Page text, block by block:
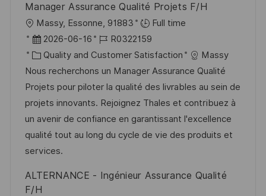
r
ö
f
f
e
n
t
l
i
c
h
u
Manager Assurance Qualité Projets F/H
O
r
t
Massy, Essonne, 91883
Full time
D
a
t
u
m
d
e
r
e
2026-06-16
J
o
b
-
D
R0322159
K
a
t
e
g
o
r
e
Quality and Customer Satisfaction
Massy
Nous recherchons un Manager Assurance Qualité
Projets pour piloter la qualité des livrables au sein de
projets innovants. Rejoignez Thales et contribuez à
un avenir de confiance en garantissant l'excellence
qualité tout au long du cycle de vie des produits et
services.
ALTERNANCE - Ingénieur Assurance Qualité
F/H